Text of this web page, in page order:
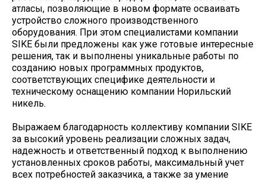
атласы, позволяющие в новом формате осваивать
устройство сложного производственного
оборудования. При этом специалистами компании
SIKE были предложены как уже готовые интересные
решения, так и выполнены уникальные работы по
созданию новых программных продуктов,
соответствующих специфике деятельности и
техническому оснащению компании Норильский
никель.
Выражаем благодарность коллективу компании SIKE
за высокий уровень реализации сложных задач,
надежность и ответственный подход к выполнению
установленных сроков работы, максимальный учет
всех потребностей заказчика, а также за умение